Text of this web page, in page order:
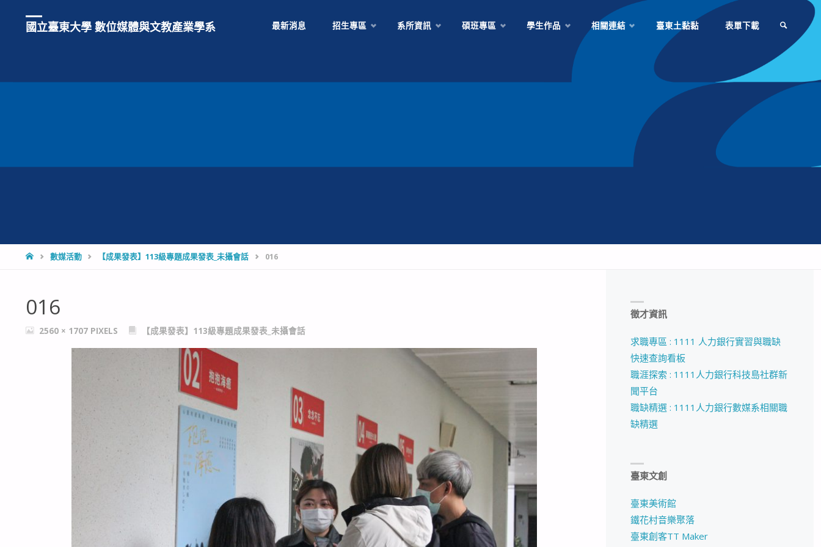
國立臺東大學 數位媒體與文教產業學系 最新消息 招生專區 系所資訊 碩班專區 學生作品 相關連結 臺東土黏黏 表單下載
HOME數媒活動 【成果發表】113級專題成果發表_未攝會話 016
016
FULL2560 × 1707 PIXELS 【成果發表】113級專題成果發表_未攝會話
徵才資訊
求職專區 : 1111 人力銀行實習與職缺
快速查詢看板
職涯探索 : 1111人力銀行科技島社群新
聞平台
職缺精選 : 1111人力銀行數媒系相關職
缺精選
臺東文創
臺東美術館
鐵花村音樂聚落
臺東創客TT Maker